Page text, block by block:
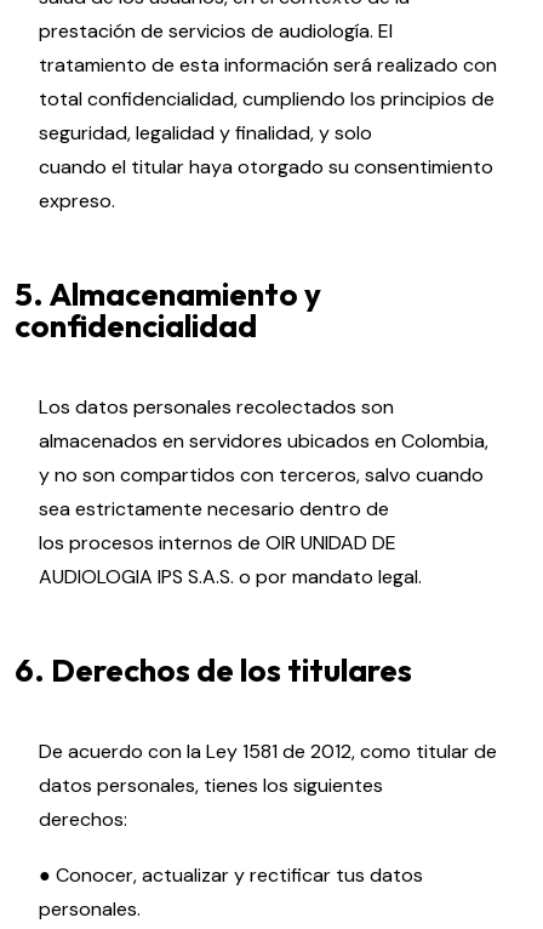
prestación de servicios de audiología. El
tratamiento de esta información será realizado con
total confidencialidad, cumpliendo los principios de
seguridad, legalidad y finalidad, y solo
cuando el titular haya otorgado su consentimiento
expreso.
5. Almacenamiento y
confidencialidad
Los datos personales recolectados son
almacenados en servidores ubicados en Colombia,
y no son compartidos con terceros, salvo cuando
sea estrictamente necesario dentro de
los procesos internos de OIR UNIDAD DE
AUDIOLOGIA IPS S.A.S. o por mandato legal.
6. Derechos de los titulares
De acuerdo con la Ley 1581 de 2012, como titular de
datos personales, tienes los siguientes
derechos:
● Conocer, actualizar y rectificar tus datos
personales.